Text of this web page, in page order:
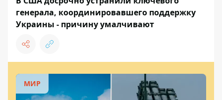
генерала, координировавшего поддержку
Украины - причину умалчивают
МИР